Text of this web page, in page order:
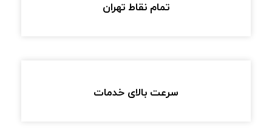
تمام نقاط تهران
سرعت بالای خدمات